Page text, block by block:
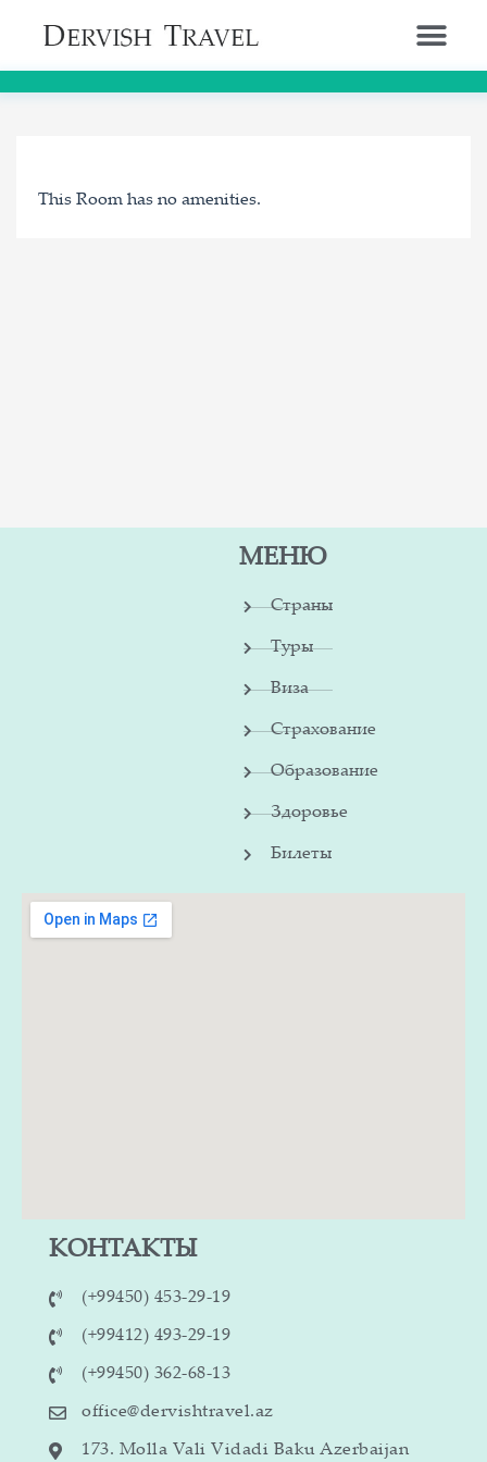
This Room has no amenities.
МЕНЮ
Страны
Туры
Виза
Страхование
Образование
Здоровье
Билеты
КОНТАКТЫ
(+99450) 453-29-19
(+99412) 493-29-19
(+99450) 362-68-13
office@dervishtravel.az
173. Molla Vali Vidadi Baku Azerbaijan